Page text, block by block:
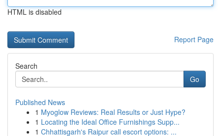
HTML is disabled
Report Page
Search
Go
Published News
1 Myoglow Reviews: Real Results or Just Hype?
1 Locating the Ideal Office Furnishings Supp...
1 Chhattisgarh's Raipur call escort options: ...